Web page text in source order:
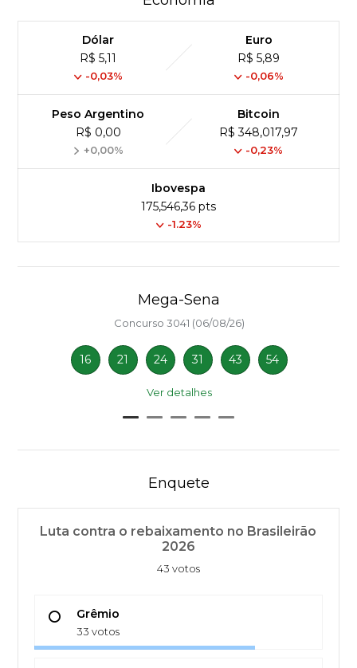
Dólar
R$ 5,11
-0,03%
Euro
R$ 5,89
-0,06%
Peso Argentino
R$ 0,00
+0,00%
Bitcoin
R$ 348,017,97
-0,23%
Ibovespa
175,546,36 pts
-1.23%
Mega-Sena
Concurso 3041 (06/08/26)
16 21 24 31 43 54
Ver detalhes
Enquete
Luta contra o rebaixamento no Brasileirão
2026
43 votos
Grêmio
33 votos